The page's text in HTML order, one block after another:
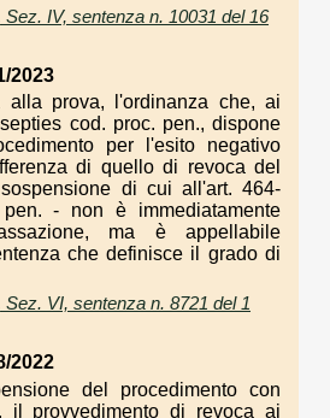
IV, sentenza n. 10031 del 16
2023
alla prova, l'ordinanza che, ai
cod. proc. pen., dispone
per l'esito negativo
di quello di revoca del
di cui all'art. 464-
- non è immediatamente
ma è appellabile
che definisce il grado di
VI, sentenza n. 8721 del 1
2022
del procedimento con
il provvedimento di revoca ai